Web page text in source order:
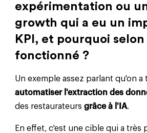
expérimentation ou
growth qui a eu un
KPI, et pourquoi selon
fonctionné ?
Un exemple assez parlant qu'on a
automatiser l'extraction des
des restaurateursgrâce à l'IA.
En effet, c'est une cible qui a très